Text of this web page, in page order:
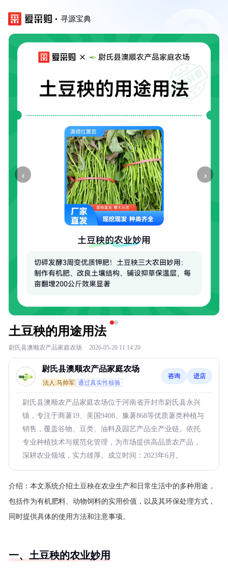
寻源宝典
‹ ›
土豆秧的用途用法
尉氏县澳顺农产品家庭农场 · 2026-05-20 11:14:20
尉氏县澳顺农产品家庭农场
法人:马帅军 通过真实性核验
咨询 进店
尉氏县澳顺农产品家庭农场位于河南省开封市尉氏县永兴
镇，专注于商薯19、美国9408、豫薯868等优质薯类种植与
销售，覆盖谷物、豆类、油料及园艺产品全产业链。依托
专业种植技术与规范化管理，为市场提供高品质农产品，
深耕农业领域，实力雄厚。成立时间：2023年6月。
介绍： 本文系统介绍土豆秧在农业生产和日常生活中的多种用途，
包括作为有机肥料、动物饲料的实用价值，以及其环保处理方式，
同时提供具体的使用方法和注意事项。
一、土豆秧的农业妙用